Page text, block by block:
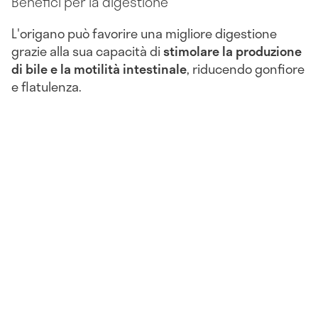
L'origano può favorire una migliore digestione
grazie alla sua capacità distimolare la produzione
di bile e la motilità intestinale, riducendo gonfiore
e flatulenza.